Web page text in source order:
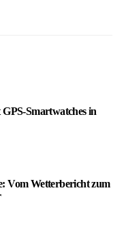
Smartwatches in
Vom Wetterbericht zum